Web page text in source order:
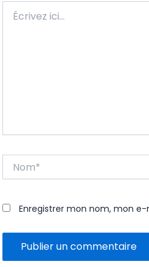
ici…
Enregistrer mon nom, mon